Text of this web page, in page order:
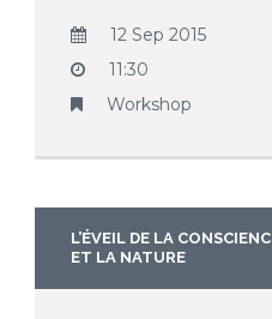
12 Sep 2015
11:30
Workshop
L’ÉVEIL DE LA
ET LA NATURE